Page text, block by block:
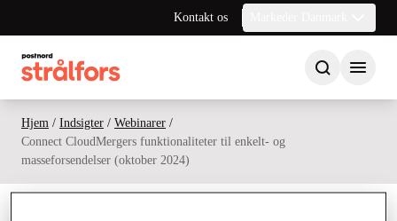
Kontakt os
Hjem / Indsigter / Webinarer /
Connect CloudMergers funktionaliteter til enkelt- og
masseforsendelser (oktober 2024)